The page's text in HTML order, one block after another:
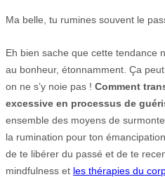
Ma belle, tu rumines souvent le
Eh bien sache que cette tendance
au bonheur, étonnamment. Ça
on ne s’y noie pas ! Comment
excessive en processus de
ensemble des moyens de
la rumination pour ton
de te libérer du passé et de te
mindfulness et les thérapies du